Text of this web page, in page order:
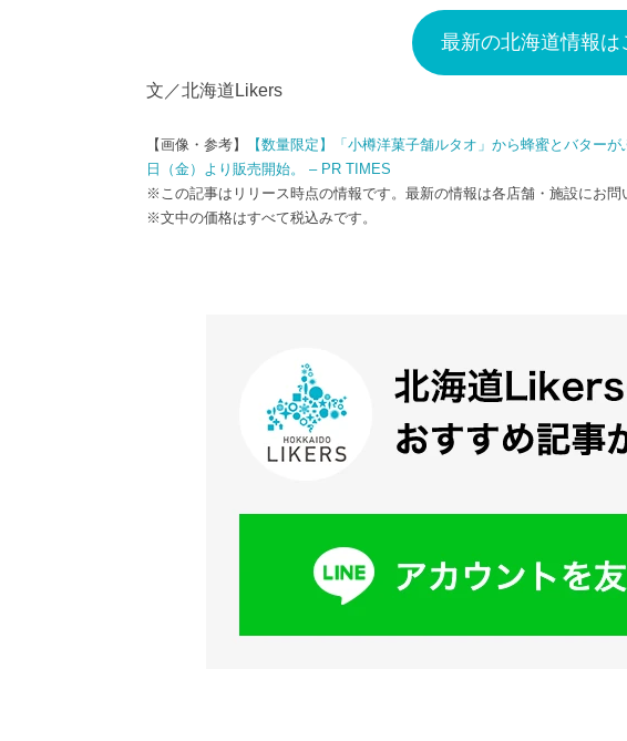
最新の北海道情報は
文／北海道Likers
【画像・参考】
【数量限定】「小樽洋菓子舗ルタオ」から蜂蜜とバター
日（金）より販売開始。 – PR TIMES
※この記事はリリース時点の情報です。最新の情報は各店舗・施設にお問
※文中の価格はすべて税込みです。